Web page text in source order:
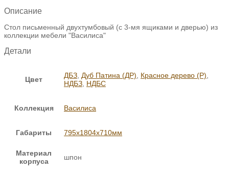
Описание
Стол письменный двухтумбовый (с 3-мя ящиками и дверью) из
коллекции мебели "Василиса"
Детали
Цвет ДБЗ, Дуб Патина (ДР), Красное дерево (Р),
НДБЗ, НДБС
Коллекция Василиса
Габариты 795x1804x710мм
Материал
корпуса
шпон